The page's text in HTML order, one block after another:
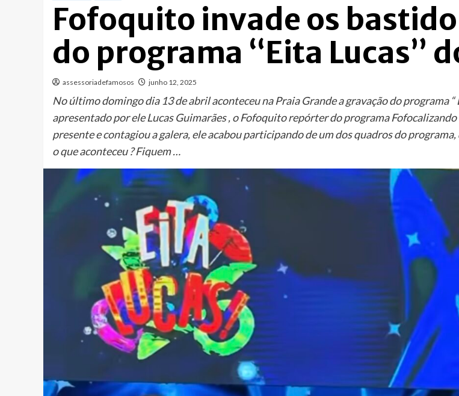
Fofoquito invade os
do programa “Eita Lucas”
assessoriadefamosos junho 12, 2025
No último domingo dia 13 de abril aconteceu na Praia Grande a gravação do programa “
apresentado por ele Lucas Guimarães , o Fofoquito repórter do programa Fofocalizando
presente e contagiou a galera, ele acabou participando de um dos quadros do
o que aconteceu ? Fiquem …